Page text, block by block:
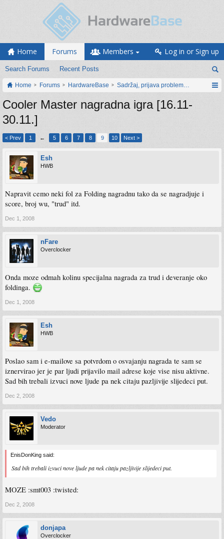
Home Forums
Search Forums Recent Posts
Members Log in or Sign up
Home Forums HardwareBase Sadržaj, prijava problema i prijedlozi
Cooler Master nagradna igra [16.11-
30.11.]
< Prev 1 ← 5 6 7 8 9 10 Next >
Esh
HWB
Napravit cemo neki fol za Folding nagradnu tako da se nagradjuje i
score, broj wu, "trud" itd.
Dec 1, 2008
nFare
Overclocker
Onda moze odmah kolinu specijalna nagrada za trud i deveranje oko
foldinga.
Dec 1, 2008
Esh
HWB
Poslao sam i e-mailove sa potvrdom o osvajanju nagrada te sam se
iznervirao jer je par ljudi prijavilo mail adrese koje vise nisu aktivne.
Sad bih trebali izvuci nove ljude pa nek citaju pazljivije slijedeci put.
Dec 2, 2008
Vedo
Moderator
EnisDonKing said:
Sad bih trebali izvuci nove ljude pa nek citaju pazljivije slijedeci put.
MOZE :smt003 :twisted:
Dec 2, 2008
donjapa
Overclocker